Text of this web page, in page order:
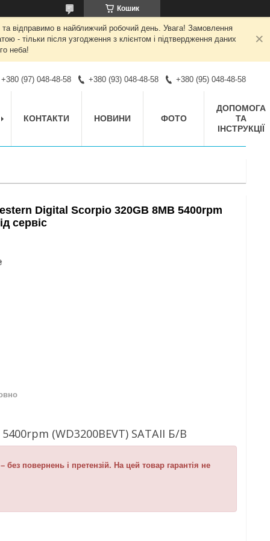
Кошик
відправимо в найближчий робочий день. Увага! Замовлення
- тільки після узгодження з клієнтом і підтвердження даних
неба!
+380 (97) 048-48-58 +380 (93) 048-48-58 +380 (95) 048-48-58
КОНТАКТИ НОВИНИ ФОТО
ДОПОМОГА
ТА
ІНСТРУКЦІЇ
Digital Scorpio 320GB 8MB 5400rpm
сервіс
(WD3200BEVT) SATAII Б/В
повернень і претензій. На цей товар гарантія не